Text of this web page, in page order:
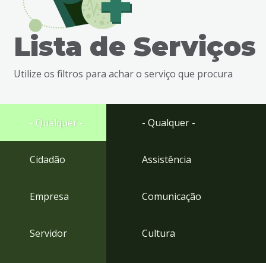
busca
Ir
rodapé
Lista de Serviços
Utilize os filtros para achar o serviço que procura
- Qualquer -
Cidadão
Empresa
Servidor
- Qualquer -
Assistência
Comunicação
Cultura